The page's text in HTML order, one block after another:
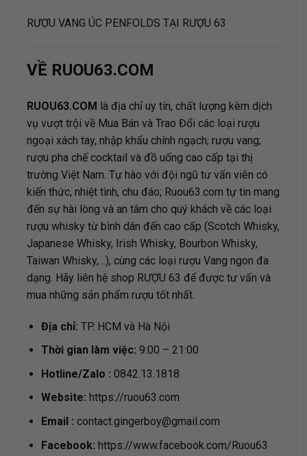
RƯỢU VANG ÚC PENFOLDS TẠI RƯỢU 63
VỀ RUOU63.COM
RUOU63.COM là địa chỉ uy tín, chất lượng kèm dịch
vụ vượt trội về Mua Bán và Trao Đổi các loại rượu
ngoại xách tay, nhập khẩu chính ngạch; rượu vang;
rượu pha chế cocktail và đồ uống cao cấp tại thị
trường Việt Nam. Tự hào với đội ngũ tư vấn viên có
kiến thức, nhiệt tình, chu đáo; Ruou63.com tự tin mang
đến sự hài lòng và an tâm cho quý khách về các loại
rượu whisky từ bình dân đến cao cấp (Scotch Whisky,
Japanese Whisky, Irish Whisky, Bourbon Whisky,
Taiwan Whisky,…), cùng các loại rượu Vang ngon đa
dạng. Hãy liên hệ shop RƯỢU 63 để được tư vấn và
mua những sản phẩm rượu tốt nhất.
Địa chỉ: TP. HCM và Hà Nội
Thời gian làm việc: 9:00 – 21:00
Hotline/Zalo : 0842.13.1818
Website: https://ruou63.com
Email : contact.gingerboy@gmail.com
Facebook: https://www.facebook.com/Ruou63